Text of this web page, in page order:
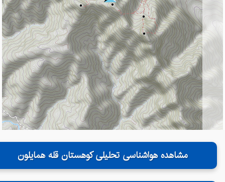
مشاهده هواشناسی تحلیلی کوهستان قله همایلون